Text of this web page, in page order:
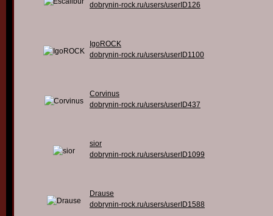
dobrynin-rock.ru/users/userID126
IgoROCK
dobrynin-rock.ru/users/userID1100
Corvinus
dobrynin-rock.ru/users/userID437
sior
dobrynin-rock.ru/users/userID1099
Drause
dobrynin-rock.ru/users/userID1588